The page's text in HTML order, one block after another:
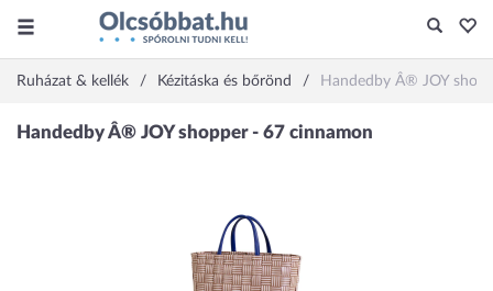
Ruházat & kellék Kézitáska és bőrönd Handedby Â® JOY